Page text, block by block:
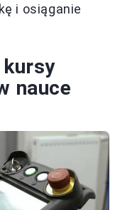
i osiąganie
nauce